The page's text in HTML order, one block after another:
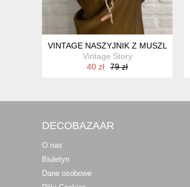
VINTAGE NASZYJNIK Z MUSZLI
Vintage Story
40 zł
79 zł
DECOBAZAAR
O nas
Biuletyn
Dane osobowe